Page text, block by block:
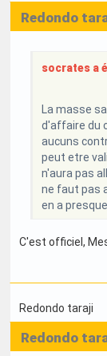
Redondo
socrates a
La masse
d'affaire du
aucuns
peut etre
n'aura pas
ne faut pas
en a
C'est officiel,
Redondo taraji
Redondo